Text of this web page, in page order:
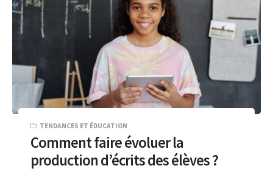
TENDANCES ET ÉDUCATION
Comment faire évoluer la
production d’écrits des élèves ?